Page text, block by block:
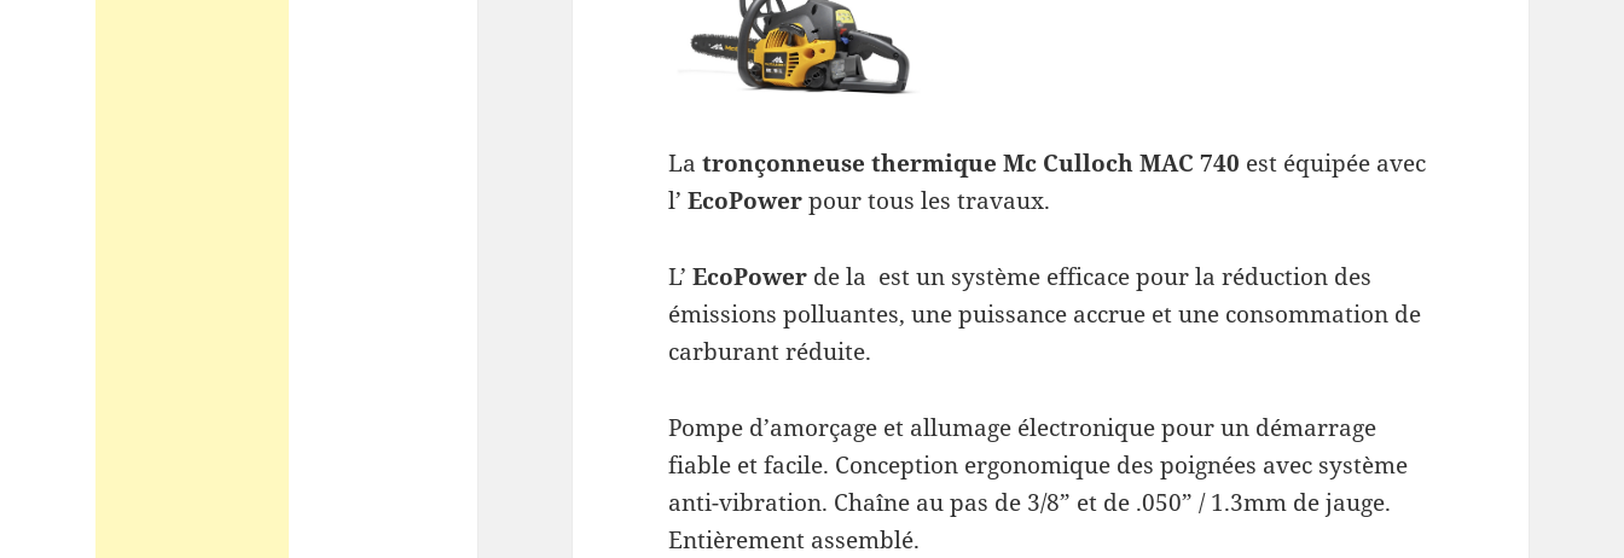
Latronçonneuse thermique Mc Culloch MAC 740 est équipée avec
l’EcoPowerpour tous les travaux.
L’EcoPower de la est un système efficace pour la réduction des
émissions polluantes, une puissance accrue et une consommation de
carburant réduite.
Pompe d’amorçage et allumage électronique pour un démarrage
fiable et facile. Conception ergonomique des poignées avec système
anti-vibration. Chaîne au pas de 3/8” et de .050” / 1.3mm de jauge.
Entièrement assemblé.